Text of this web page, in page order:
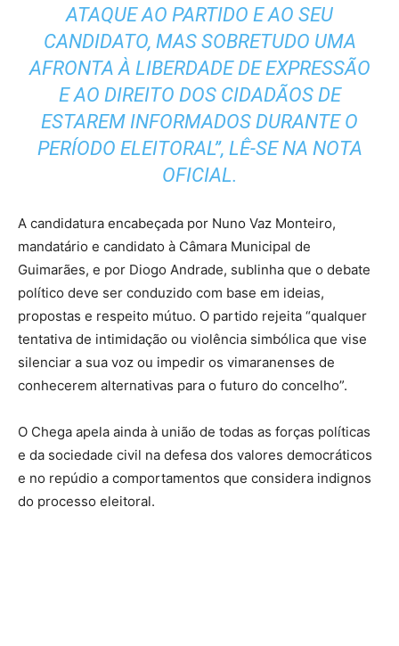
ATAQUE AO PARTIDO E AO SEU
CANDIDATO, MAS SOBRETUDO UMA
AFRONTA À LIBERDADE DE EXPRESSÃO
E AO DIREITO DOS CIDADÃOS DE
ESTAREM INFORMADOS DURANTE O
PERÍODO ELEITORAL”, LÊ-SE NA NOTA
OFICIAL.
A candidatura encabeçada por Nuno Vaz Monteiro,
mandatário e candidato à Câmara Municipal de
Guimarães, e por Diogo Andrade, sublinha que o debate
político deve ser conduzido com base em ideias,
propostas e respeito mútuo. O partido rejeita “qualquer
tentativa de intimidação ou violência simbólica que vise
silenciar a sua voz ou impedir os vimaranenses de
conhecerem alternativas para o futuro do concelho”.
O Chega apela ainda à união de todas as forças políticas
e da sociedade civil na defesa dos valores democráticos
e no repúdio a comportamentos que considera indignos
do processo eleitoral.